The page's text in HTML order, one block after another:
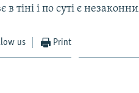
тіні і по суті є
us Print